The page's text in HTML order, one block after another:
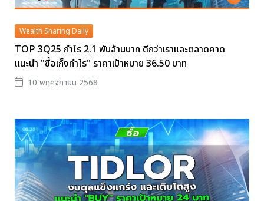
Wealth Sharing Daily
TOP 3Q25 กำไร 2.1 พันล้านบาท ดีกว่าเราและตลาดคาด
แนะนำ "ซื้อเก็งกำไร" ราคาเป้าหมาย 36.50 บาท
10 พฤศจิกายน 2568